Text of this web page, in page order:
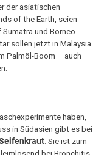
der asiatischen
of the Earth, seien
und Borneo
sollen jetzt in Malaysia
Palmöl-Boom – auch
haben,
in Südasien gibt es bei
. Sie ist zum